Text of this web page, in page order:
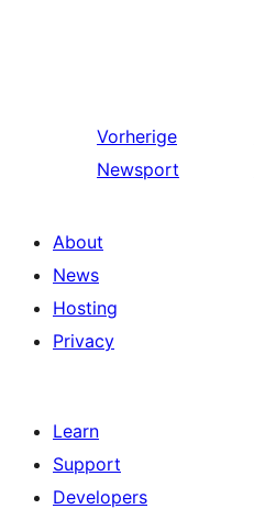
Vorherige
Newsport
About
News
Hosting
Privacy
Learn
Support
Developers